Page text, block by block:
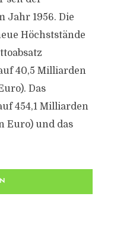
Jahr 1956. Die
Höchststände
40,5 Milliarden
Das
454,1 Milliarden
Euro) und das